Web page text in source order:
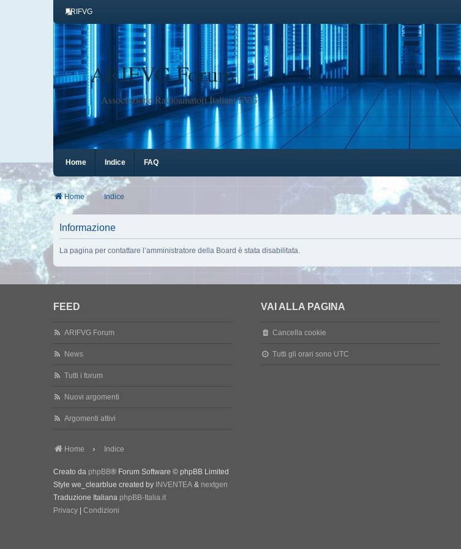
ARIFVG
ARIFVG Forum
Associazione Radioamatori Italiani FVG
Home Indice FAQ
Home Indice
Informazione
La pagina per contattare l’amministratore della Board è stata disabilitata.
FEED
ARIFVG Forum
News
Tutti i forum
Nuovi argomenti
Argomenti attivi
VAI ALLA PAGINA
Cancella cookie
Tutti gli orari sono UTC
Home Indice
Creato da phpBB® Forum Software © phpBB Limited
Style we_clearblue created by INVENTEA & nextgen
Traduzione Italiana phpBB-Italia.it
Privacy
Condizioni